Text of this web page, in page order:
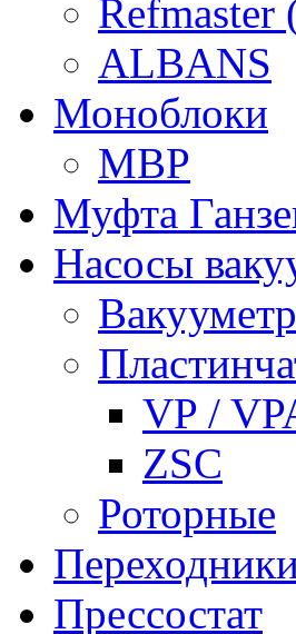
Refmaster
ALBANS
Моноблоки
MBP
Муфта
Насосы
VP /
ZSC
Роторные
Прессостат